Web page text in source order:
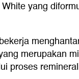
yang
merupakan
proses